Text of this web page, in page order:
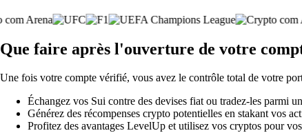
Que faire après l'ouverture de votre
Une fois votre compte vérifié, vous avez le contrôle total de votre
Échangez vos Sui contre des devises fiat ou tradez-les parmi
Générez des récompenses crypto potentielles en stakant vos
Profitez des avantages LevelUp et utilisez vos cryptos pour